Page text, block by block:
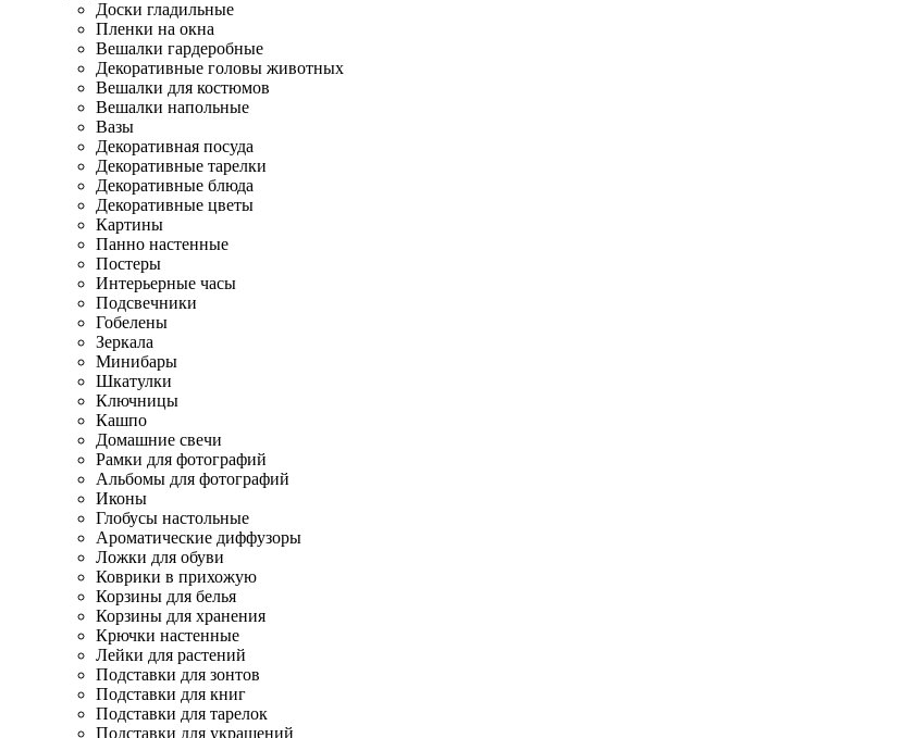
Доски гладильные
Пленки на окна
Вешалки гардеробные
Декоративные головы животных
Вешалки для костюмов
Вешалки напольные
Вазы
Декоративная посуда
Декоративные тарелки
Декоративные блюда
Декоративные цветы
Картины
Панно настенные
Постеры
Интерьерные часы
Подсвечники
Гобелены
Зеркала
Минибары
Шкатулки
Ключницы
Кашпо
Домашние свечи
Рамки для фотографий
Альбомы для фотографий
Иконы
Глобусы настольные
Ароматические диффузоры
Ложки для обуви
Коврики в прихожую
Корзины для белья
Корзины для хранения
Крючки настенные
Лейки для растений
Подставки для зонтов
Подставки для книг
Подставки для тарелок
Подставки для украшений